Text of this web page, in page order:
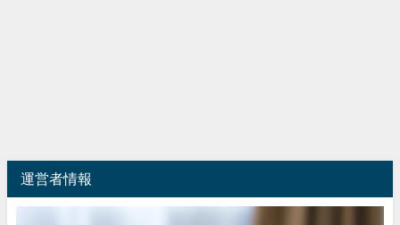
運営者情報